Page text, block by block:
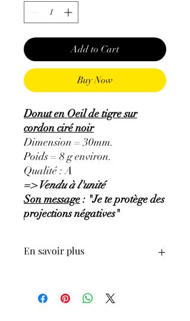
Add to Cart
Buy Now
Donut en Oeil de tigre sur
cordon ciré noir
Dimension = 30mm.
Poids = 8 g environ.
Qualité : A
=> Vendu à l'unité
Son message: "Je te protège des
projections négatives"
En savoir plus
reflet jaune doré et brun.
Provenances
Afrique du Sud.